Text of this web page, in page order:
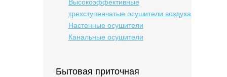
Высокоэффективные
трехступенчатые осушители воздуха
Настенные осушители
Канальные осушители
Бытовая приточная